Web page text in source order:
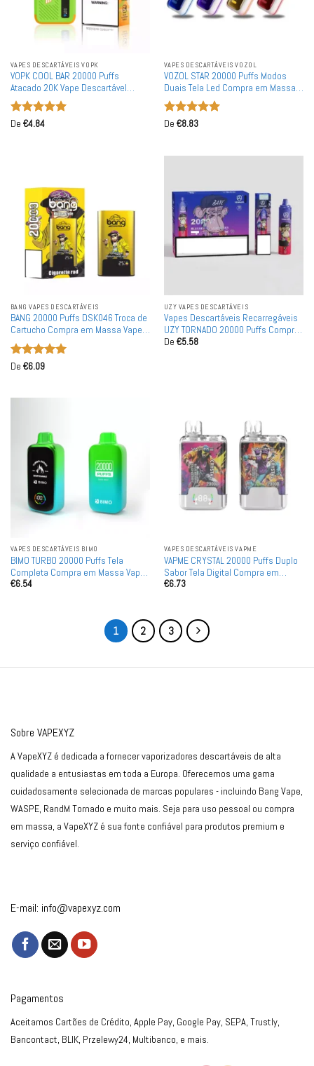
VAPES DESCARTÁVEIS ​​VOPK
VOPK COOL BAR 20000 Puffs
Atacado 20K Vape Descartável
Compra em Massa
Avaliação
De €4.84
VAPES DESCARTÁVEIS ​​VOZOL
VOZOL STAR 20000 Puffs Modos
Duais Tela Led Compra em Massa
Vapes Descartáveis Recarregáveis
por Atacado
Avaliação
De €8.83
BANG VAPES DESCARTÁVEIS
BANG 20000 Puffs DSK046 Troca de
Cartucho Compra em Massa Vapes
Descartáveis Recarregáveis por
Atacado
Avaliação
De €6.09
UZY VAPES DESCARTÁVEIS
Vapes Descartáveis Recarregáveis
UZY TORNADO 20000 Puffs Compra
em Massa
De €5.58
VAPES DESCARTÁVEIS ​​BIMO
BIMO TURBO 20000 Puffs Tela
Completa Compra em Massa Vapes
Descartáveis Recarregáveis por
€6.54
VAPES DESCARTÁVEIS ​​VAPME
VAPME CRYSTAL 20000 Puffs Duplo
Sabor Tela Digital Compra em
Massa Vapes Descartáveis
€6.73
1 2 3
Sobre VAPEXYZ
A VapeXYZ é dedicada a fornecer vaporizadores descartáveis de alta
qualidade a entusiastas em toda a Europa. Oferecemos uma gama
cuidadosamente selecionada de marcas populares - incluindo Bang Vape,
WASPE, RandM Tornado e muito mais. Seja para uso pessoal ou compra
em massa, a VapeXYZ é sua fonte confiável para produtos premium e
serviço confiável.
E-mail: info@vapexyz.com
Pagamentos
Aceitamos Cartões de Crédito, Apple Pay, Google Pay, SEPA, Trustly,
Bancontact, BLIK, Przelewy24, Multibanco, e mais.